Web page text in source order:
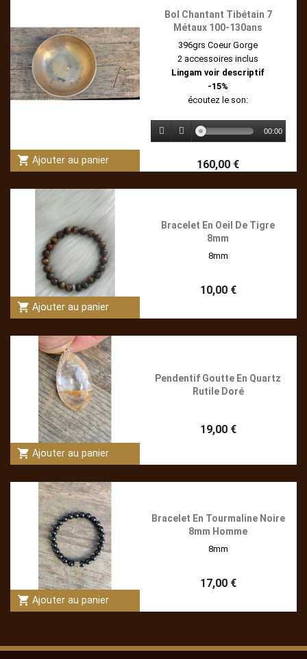
shopping_cart Ajouter au panier
Bol Chantant Tibétain 7
Métaux 100-130ans
396grs Coeur Gorge
2 accessoires inclus
Lingam voir descriptif
-15%
écoutez le son:
00:00
160,00 €
shopping_cart Ajouter au panier
Bracelet En Oeil De Tigre
8mm
8mm
10,00 €
shopping_cart Ajouter au panier
Pendentif Goutte En Quartz
Rutile Doré
19,00 €
shopping_cart Ajouter au panier
Bracelet En Tourmaline Noire
8mm Homme
8mm
17,00 €